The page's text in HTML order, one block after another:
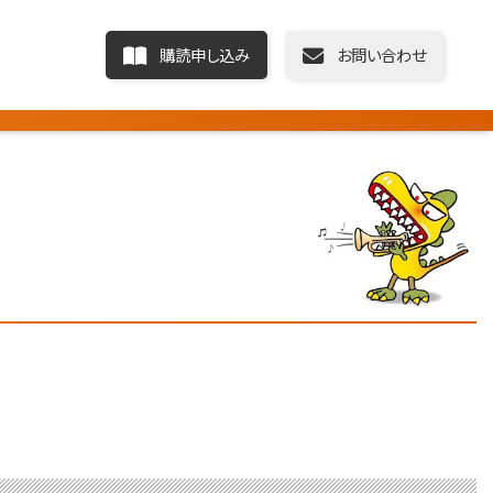
購読申し込み お問い合わせ